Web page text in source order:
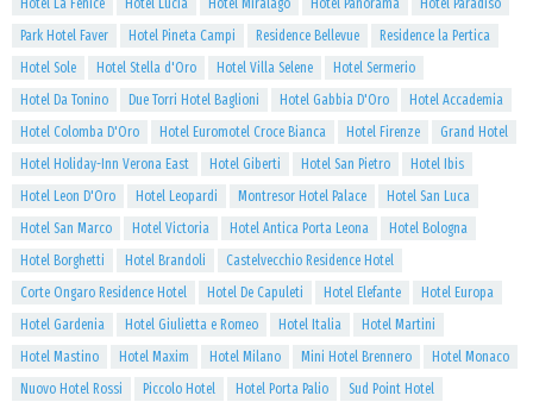
Hotel La Fenice
Hotel Lucia Hotel Miralago Hotel Panorama
Hotel Paradiso
Park Hotel Faver
Hotel Pineta Campi Residence Bellevue
Residence la Pertica
Hotel Sole
Hotel Stella d'Oro Hotel Villa Selene
Hotel Sermerio
Hotel Da Tonino
Due Torri Hotel Baglioni Hotel Gabbia D'Oro
Hotel Accademia
Hotel Colomba D'Oro
Hotel Euromotel Croce Bianca Hotel Firenze
Grand Hotel
Hotel Holiday-Inn Verona East
Hotel Giberti Hotel San Pietro
Hotel Ibis
Hotel Leon D'Oro
Hotel Leopardi Montresor Hotel Palace
Hotel San Luca
Hotel San Marco
Hotel Victoria Hotel Antica Porta Leona
Hotel Bologna
Hotel Borghetti
Hotel Brandoli
Castelvecchio Residence Hotel
Corte Ongaro Residence Hotel
Hotel De Capuleti Hotel Elefante
Hotel Europa
Hotel Gardenia
Hotel Giulietta e Romeo Hotel Italia
Hotel Martini
Hotel Mastino
Hotel Maxim Hotel Milano Mini Hotel Brennero
Hotel Monaco
Nuovo Hotel Rossi
Piccolo Hotel Hotel Porta Palio
Sud Point Hotel